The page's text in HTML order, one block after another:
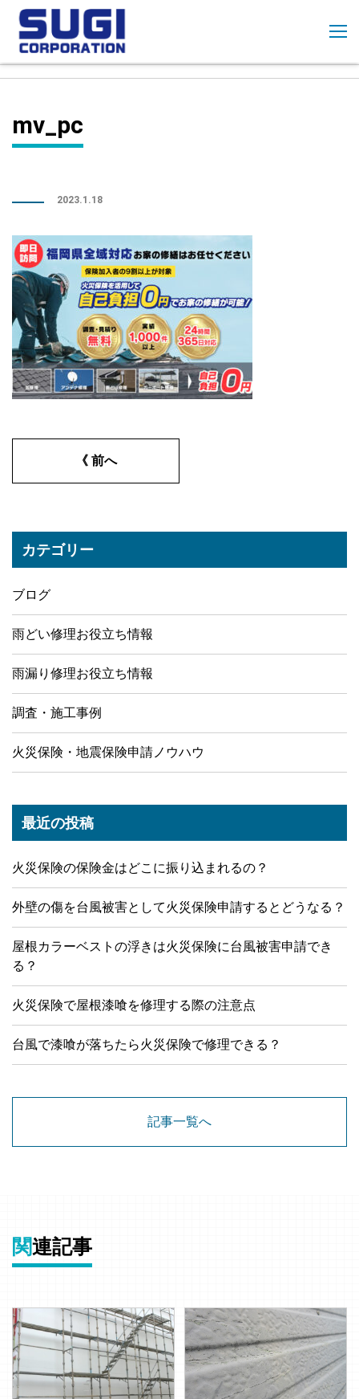
ン
mv_pc
2023.1.18
《 前へ
カテゴリー
ブログ
雨どい修理お役立ち情報
雨漏り修理お役立ち情報
調査・施工事例
火災保険・地震保険申請ノウハウ
最近の投稿
火災保険の保険金はどこに振り込まれるの？
外壁の傷を台風被害として火災保険申請するとどうなる？
屋根カラーベストの浮きは火災保険に台風被害申請でき
る？
火災保険で屋根漆喰を修理する際の注意点
台風で漆喰が落ちたら火災保険で修理できる？
記事一覧へ
関連記事